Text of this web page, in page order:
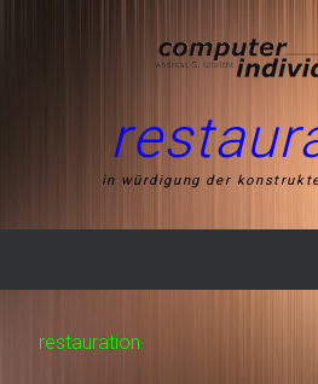
in würdigung der
restauration